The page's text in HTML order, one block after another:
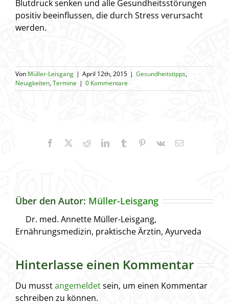
Blutdruck senken und alle Gesundheitsstörungen
positiv beeinflussen, die durch Stress verursacht
werden.
Von Müller-Leisgang | April 12th, 2015 | Gesundheitstipps,
Neuigkeiten,Termine | 0 Kommentare
Facebook
X RedditLinkedInTumblr Pinterest
Vk
E-
Über den Autor: Müller-Leisgang
Dr. med. Annette Müller-Leisgang,
Ernährungsmedizin, praktische Ärztin, Ayurveda
Hinterlasse einen Kommentar
Du musstangemeldetsein, um einen Kommentar
schreiben zu können.